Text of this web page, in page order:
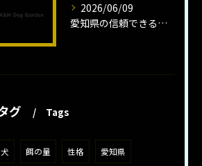
2026/06/09
愛知県の信頼できるミニチュアピンシャーブリーダーの魅力
グ Tags
餌の量 性格 愛知県